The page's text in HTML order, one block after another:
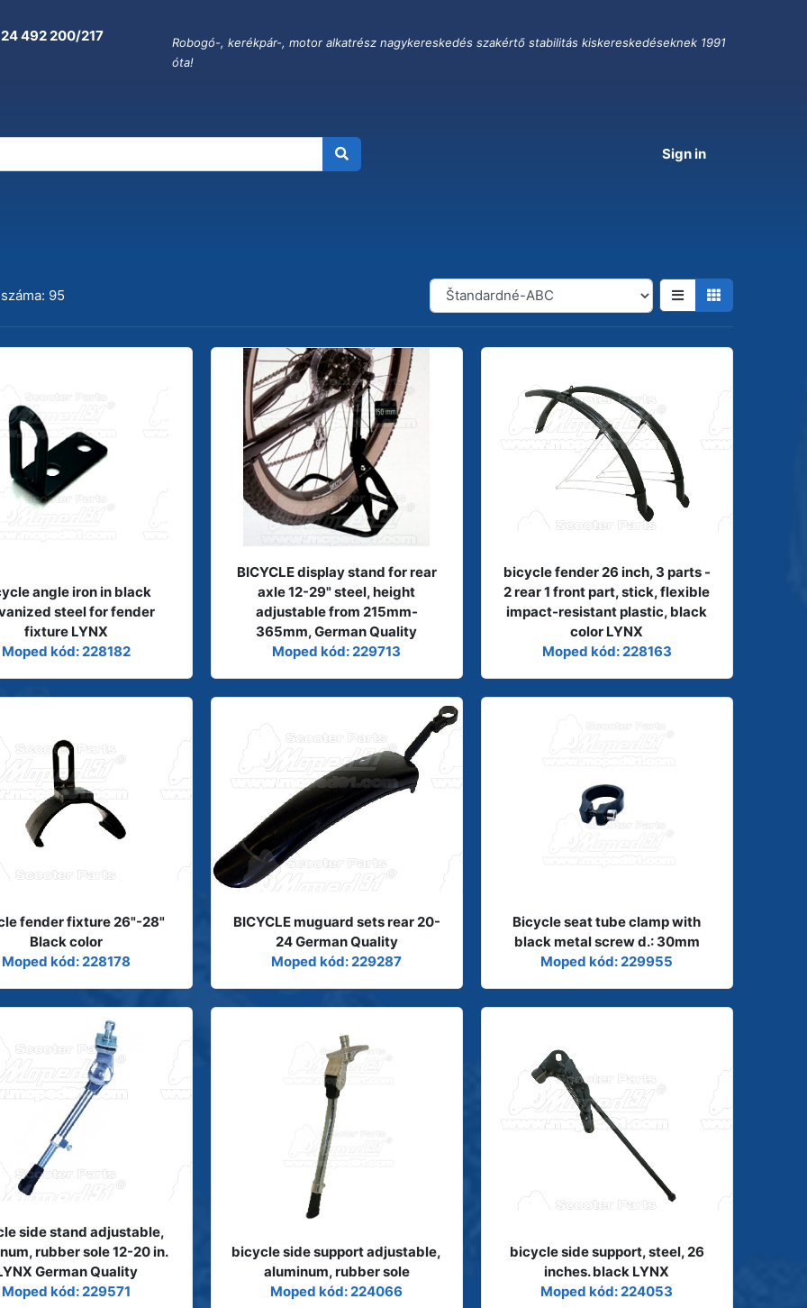
492 200/217
Robogó-, kerékpár-, motor alkatrész nagykereskedés szakértő stabilitás kiskereskedéseknek 1991
óta!
Sign in
95
angle iron in black
steel for fender
fixture LYNX
Moped kód: 228182
BICYCLE display stand for rear
axle 12-29" steel, height
adjustable from 215mm-
365mm, German Quality
Moped kód: 229713
bicycle fender 26 inch, 3 parts -
2 rear 1 front part, stick, flexible
impact-resistant plastic, black
color LYNX
Moped kód: 228163
fender fixture 26"-28"
Black color
Moped kód: 228178
BICYCLE muguard sets rear 20-
24 German Quality
Moped kód: 229287
Bicycle seat tube clamp with
black metal screw d.: 30mm
Moped kód: 229955
side stand adjustable,
rubber sole 12-20 in.
German Quality
Moped kód: 229571
bicycle side support adjustable,
aluminum, rubber sole
Moped kód: 224066
bicycle side support, steel, 26
inches. black LYNX
Moped kód: 224053